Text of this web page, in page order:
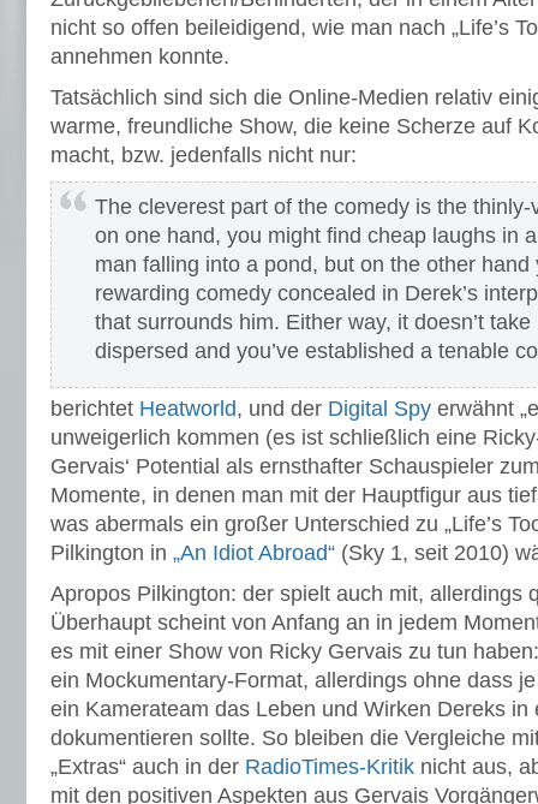
nicht so offen beileidigend, wie man nach „Life’s
annehmen konnte.
Tatsächlich sind sich die Online-Medien relativ
warme, freundliche Show, die keine Scherze auf
macht, bzw. jedenfalls nicht nur:
The cleverest part of the comedy is the
on one hand, you might find cheap laughs in
man falling into a pond, but on the other
rewarding comedy concealed in Derek’s
that surrounds him. Either way, it doesn’t
dispersed and you’ve established a tenable
berichtet Heatworld, und der Digital Spy erwähnt
unweigerlich kommen (es ist schließlich eine
Gervais‘ Potential als ernsthafter Schauspieler
Momente, in denen man mit der Hauptfigur aus
was abermals ein großer Unterschied zu „Life’s
Pilkington in „An Idiot Abroad“ (Sky 1, seit 2010)
Apropos Pilkington: der spielt auch mit, allerdings
Überhaupt scheint von Anfang an in jedem
es mit einer Show von Ricky Gervais zu tun
ein Mockumentary-Format, allerdings ohne dass
ein Kamerateam das Leben und Wirken Dereks in
dokumentieren sollte. So bleiben die Vergleiche
„Extras“ auch in der RadioTimes-Kritik nicht aus,
mit den positiven Aspekten aus Gervais